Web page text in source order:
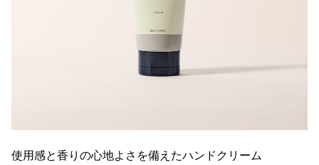
使用感と香りの心地よさを備えたハンドクリーム